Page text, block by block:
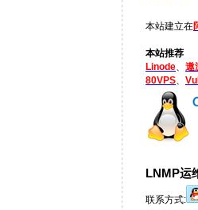
本站建立在
本站推荐
Linode
遨
80VPS
LNMP运
联系方式: